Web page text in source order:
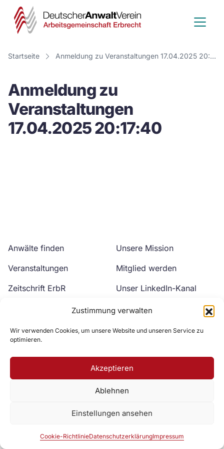
Zustimmung verwalten
Wir verwenden Cookies, um unsere Website und unseren Service zu
optimieren.
Akzeptieren
Ablehnen
Einstellungen ansehen
Cookie-RichtlinieDatenschutzerklärungImpressum
Deutscher
Anwalt
Verein
Startseite Anmeldung zu Veranstaltungen 17.04.2025 20:17:40
Anmeldung zu
Veranstaltungen
17.04.2025 20:17:40
Anwälte finden
Veranstaltungen
Zeitschrift ErbR
Unsere Mission
Mitglied werden
Unser LinkedIn-Kanal
Unser YouTube-Kanal
Zur DAV Webseite